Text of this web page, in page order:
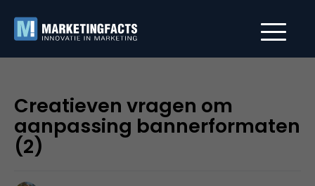
Creatieven vragen om
aanpassing bannerformaten
(2)